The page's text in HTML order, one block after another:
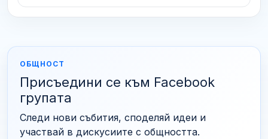
ОБЩНОСТ
Присъедини се към Facebook
групата
Следи нови събития, споделяй идеи и
участвай в дискусиите с общността.